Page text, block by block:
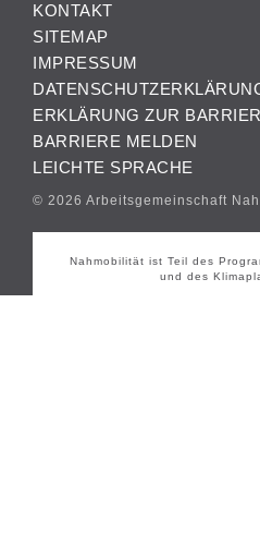
KONTAKT
SITEMAP
IMPRESSUM
ERKLÄRUNG ZUR
BARRIERE MELDEN
LEICHTE SPRACHE
© 2026 Arbeitsgemeinschaft
Nahmobilität ist Teil des
und des